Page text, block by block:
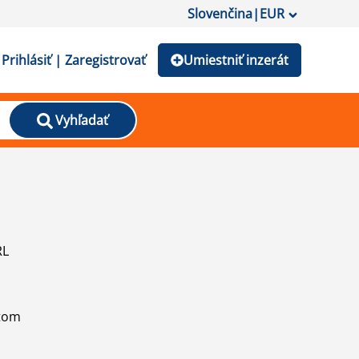
Slovenčina|EUR
Prihlásiť | Zaregistrovať Umiestniť inzerát
Vyhľadať